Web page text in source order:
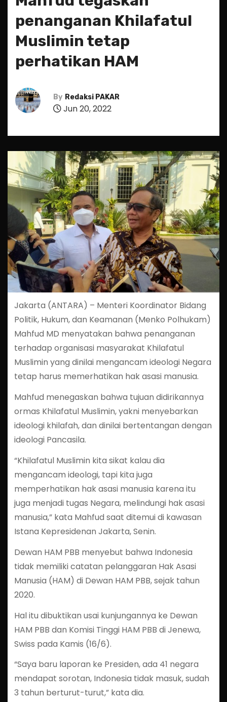
penanganan Khilafatul
Muslimin tetap
perhatikan HAM
By Redaksi PAKAR
Jun 20, 2022
Jakarta (ANTARA) – Menteri Koordinator Bidang
Politik, Hukum, dan Keamanan (Menko Polhukam)
Mahfud MD menyatakan bahwa penanganan
terhadap organisasi masyarakat Khilafatul
Muslimin yang dinilai mengancam ideologi Negara
tetap harus memerhatikan hak asasi manusia.
Mahfud menegaskan bahwa tujuan didirikannya
ormas Khilafatul Muslimin, yakni menyebarkan
ideologi khilafah, dan dinilai bertentangan dengan
ideologi Pancasila.
“Khilafatul Muslimin kita sikat kalau dia
mengancam ideologi, tapi kita juga
memperhatikan hak asasi manusia karena itu
juga menjadi tugas Negara, melindungi hak asasi
manusia,” kata Mahfud saat ditemui di kawasan
Istana Kepresidenan Jakarta, Senin.
Dewan HAM PBB menyebut bahwa Indonesia
tidak memiliki catatan pelanggaran Hak Asasi
Manusia (HAM) di Dewan HAM PBB, sejak tahun
2020.
Hal itu dibuktikan usai kunjungannya ke Dewan
HAM PBB dan Komisi Tinggi HAM PBB di Jenewa,
Swiss pada Kamis (16/6).
“Saya baru laporan ke Presiden, ada 41 negara
mendapat sorotan, Indonesia tidak masuk, sudah
3 tahun berturut-turut,” kata dia.